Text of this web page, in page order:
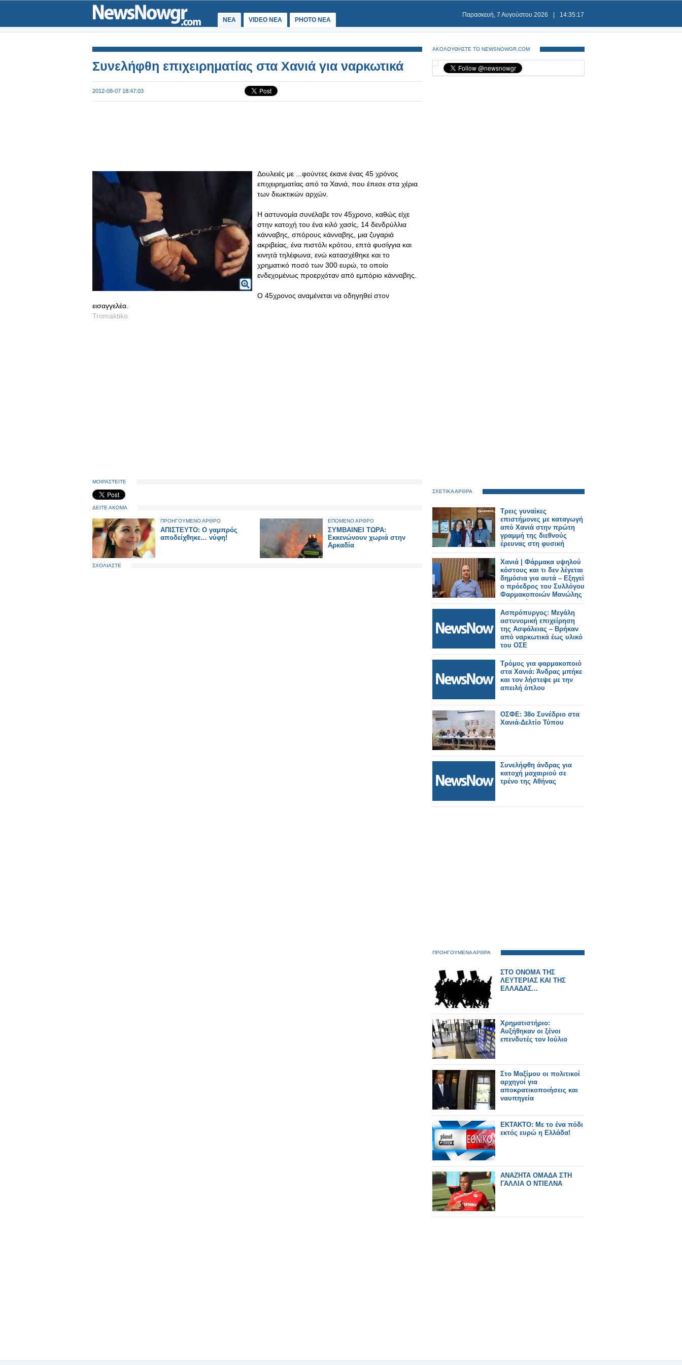
ΝΕΑ VIDEO NEA PHOTO NEA
Παρασκευή, 7 Αυγούστου 2026 14:35:17
Συνελήφθη επιχειρηματίας στα Χανιά για ναρκωτικά
2012-08-07 18:47:03
Δουλειές με ...φούντες έκανε ένας 45 χρόνος
επιχειρηματίας από τα Χανιά, που έπεσε στα χέρια
των διωκτικών αρχών.
H αστυνομία συνέλαβε τον 45χρονο, καθώς είχε
στην κατοχή του ένα κιλό χασίς, 14 δενδρύλλια
κάνναβης, σπόρους κάνναβης, μια ζυγαριά
ακριβείας, ένα πιστόλι κρότου, επτά φυσίγγια και
κινητά τηλέφωνα, ενώ κατασχέθηκε και το
χρηματικό ποσό των 300 ευρώ, το οποίο
ενδεχομένως προερχόταν από εμπόριο κάνναβης.
Ο 45χρονος αναμένεται να οδηγηθεί στον
εισαγγελέα.
Tromaktiko
ΜΟΙΡΑΣΤΕΙΤΕ
ΔΕΙΤΕ ΑΚΟΜΑ
ΠΡΟΗΓΟΥΜΕΝΟ ΑΡΘΡΟ
ΑΠΙΣΤΕΥΤΟ: Ο γαμπρός
αποδείχθηκε… νύφη!
ΕΠΟΜΕΝΟ ΑΡΘΡΟ
ΣΥΜΒΑΙΝΕΙ ΤΩΡΑ:
Εκκενώνουν χωριά στην
Αρκαδία
ΣΧΟΛΙΑΣΤΕ
ΑΚΟΛΟΥΘΗΣΤΕ ΤΟ NEWSNOWGR.COM
ΣΧΕΤΙΚΑ ΑΡΘΡΑ
Τρεις γυναίκες
επιστήμονες με καταγωγή
από Χανιά στην πρώτη
γραμμή της διεθνούς
έρευνας στη φυσική
Χανιά | Φάρμακα υψηλού
κόστους και τι δεν λέγεται
δημόσια για αυτά – Εξηγεί
ο πρόεδρος του Συλλόγου
Φαρμακοποιών Μανώλης
Κατσαράκης
Ασπρόπυργος: Μεγάλη
αστυνομική επιχείρηση
της Ασφάλειας – Βρήκαν
από ναρκωτικά έως υλικό
του ΟΣΕ
Tρόμος για φαρμακοποιό
στα Χανιά: Άνδρας μπήκε
και τον λήστεψε με την
απειλή όπλου
ΟΣΦΕ: 38ο Συνέδριο στα
Χανιά-Δελτίο Τύπου
Συνελήφθη άνδρας για
κατοχή μαχαιριού σε
τρένο της Αθήνας
ΠΡΟΗΓΟΥΜΕΝΑ ΑΡΘΡΑ
ΣΤΟ ΟΝΟΜΑ ΤΗΣ
ΛΕΥΤΕΡΙΑΣ ΚΑΙ ΤΗΣ
ΕΛΛΑΔΑΣ...
Χρηματιστήριο:
Αυξήθηκαν οι ξένοι
επενδυτές τον Ιούλιο
Στο Μαξίμου οι πολιτικοί
αρχηγοί για
αποκρατικοποιήσεις και
ναυπηγεία
ΕΚΤΑΚΤΟ: Με το ένα πόδι
εκτός ευρώ η Ελλάδα!
ΑΝΑΖΗΤΑ ΟΜΑΔΑ ΣΤΗ
ΓΑΛΛΙΑ Ο ΝΤΙΕΛΝΑ